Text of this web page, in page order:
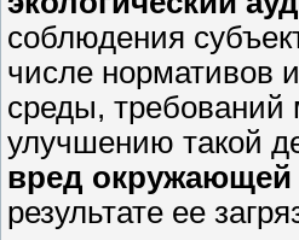
соблюдения
числе нормативов
среды, требований
улучшению такой
вред окружающей
результате ее